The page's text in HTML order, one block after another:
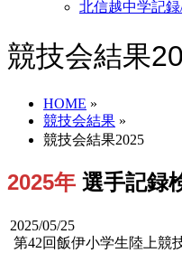
北信越中学記
競技会結果
HOME »
競技会結果 »
競技会結果2025
2025年 選手記録
2025/05/25
第42回飯伊小学生陸上競